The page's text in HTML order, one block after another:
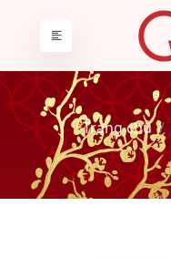
Trang chủ